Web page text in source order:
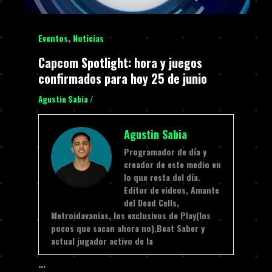
Eventos, Noticias
Capcom Spotlight: hora y juegos
confirmados para hoy 25 de junio
Agustin Sabia/
Agustin Sabia
Programador de día y
creador de este medio en
lo que resta del día.
Editor de videos, Amante
del Dead Cells,
Metroidavanias, los exclusivos de Play(los
pocos que sacan ahora no),Beat Saber y
actual jugador activo de la
…